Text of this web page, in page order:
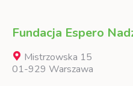
Fundacja Espero
Mistrzowska 15
01-929 Warszawa